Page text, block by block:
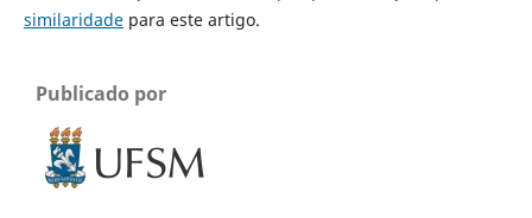
similaridadepara este artigo.
Publicado por